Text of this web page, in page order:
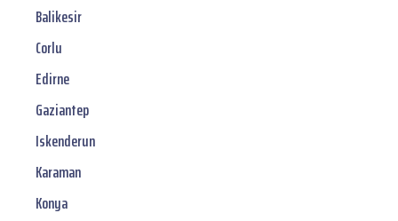
Balikesir
Corlu
Edirne
Gaziantep
Iskenderun
Karaman
Konya